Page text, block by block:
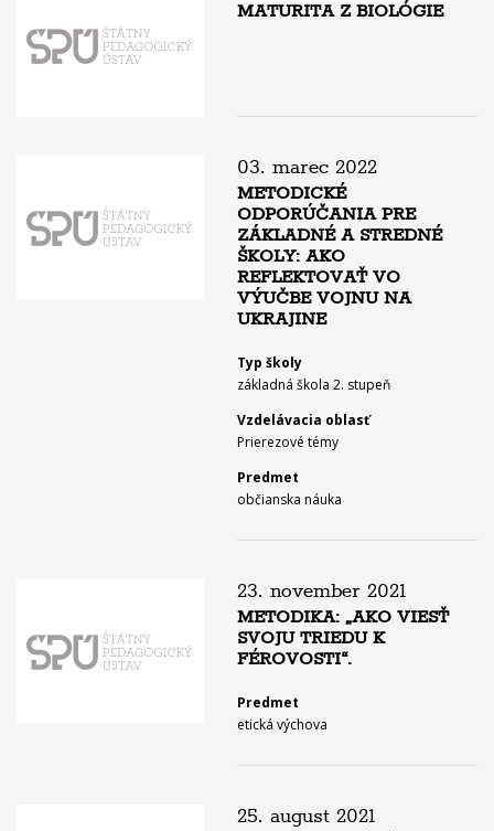
MATURITA Z BIOLÓGIE
03. marec 2022
METODICKÉ
ODPORÚČANIA PRE
ZÁKLADNÉ A STREDNÉ
ŠKOLY: AKO
REFLEKTOVAŤ VO
VÝUČBE VOJNU NA
UKRAJINE
Typ školy
základná škola 2. stupeň
Vzdelávacia oblasť
Prierezové témy
Predmet
občianska náuka
23. november 2021
METODIKA: „AKO VIESŤ
SVOJU TRIEDU K
FÉROVOSTI“.
Predmet
etická výchova
25. august 2021